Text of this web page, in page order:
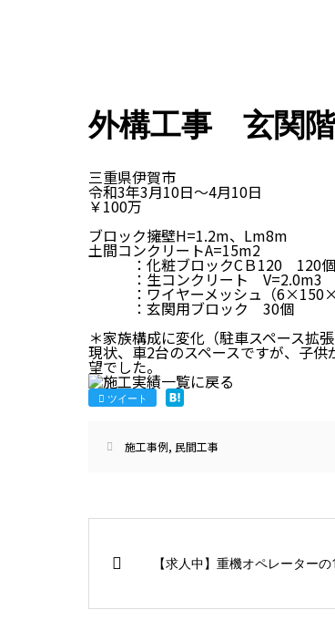
外構工事 玄関
三重県伊賀市
令和3年3月10日～4月10日
￥100万
ブロック擁壁H=1.2m、Lm8m
土間コンクリートA=15m2
：化粧ブロックCＢ120 120個
：生コンクリート V=2.0m3
：ワイヤーメッシュ（
：玄関用ブロック 30個
＊家族構成に変化（駐車スペース拡張
現状、車2台のスペースですが、子
望でした。
ツイート
施工事例, 民間工事
【求人中】重機オペレーター